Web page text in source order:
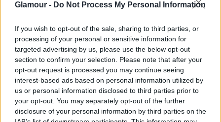
Glamour - Do Not Process My Personal Information
If you wish to opt-out of the sale, sharing to third parties, or
processing of your personal or sensitive information for
targeted advertising by us, please use the below opt-out
section to confirm your selection. Please note that after your
opt-out request is processed you may continue seeing
interest-based ads based on personal information utilized by
us or personal information disclosed to third parties prior to
your opt-out. You may separately opt-out of the further
disclosure of your personal information by third parties on the
ÉLETMÓD